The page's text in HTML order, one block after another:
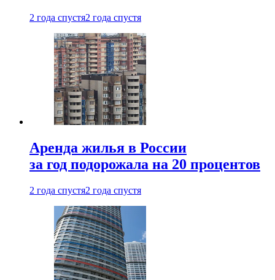
2 года спустя2 года спустя
Аренда жилья в России
за год подорожала на 20 процентов
2 года спустя2 года спустя